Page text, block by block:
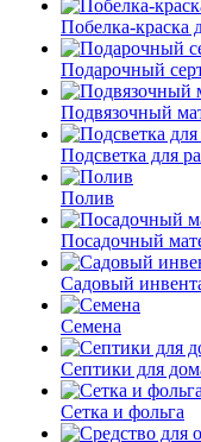
Побелка-краска
Подарочный
Подвязочный
Подсветка для
Полив
Посадочный
Садовый
Семена
Септики для
Сетка и фольга